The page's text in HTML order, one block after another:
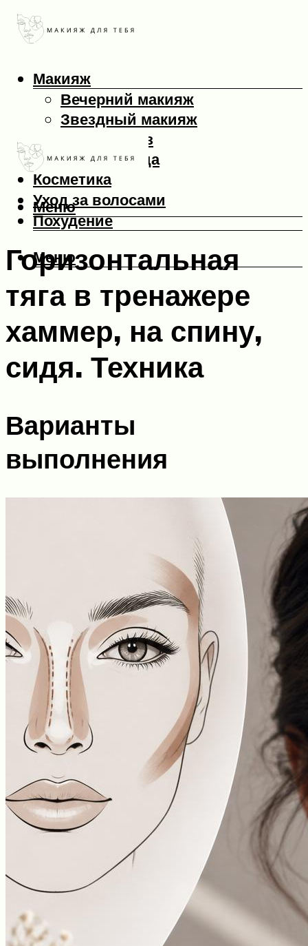
Макияж
Вечерний макияж
Звездный макияж
Макияж глаз
Макияж лица
Косметика
Уход за волосами
Похудение
Меню
Меню
Горизонтальная
тяга в тренажере
хаммер, на спину,
сидя. Техника
Варианты
выполнения